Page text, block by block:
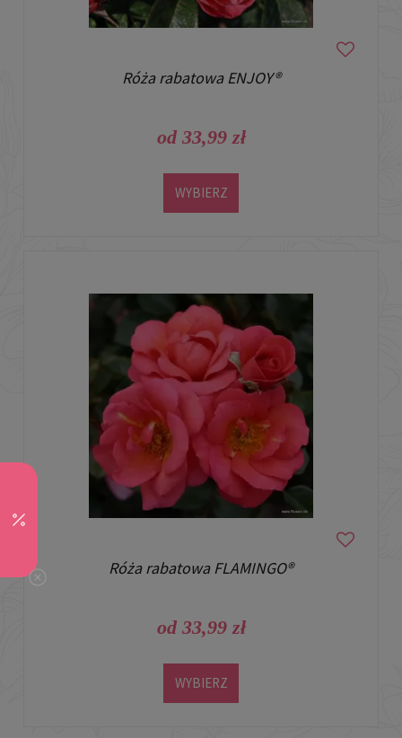
Róża rabatowa ENJOY®
od 33,99 zł
WYBIERZ
Róża rabatowa FLAMINGO®
od 33,99 zł
WYBIERZ